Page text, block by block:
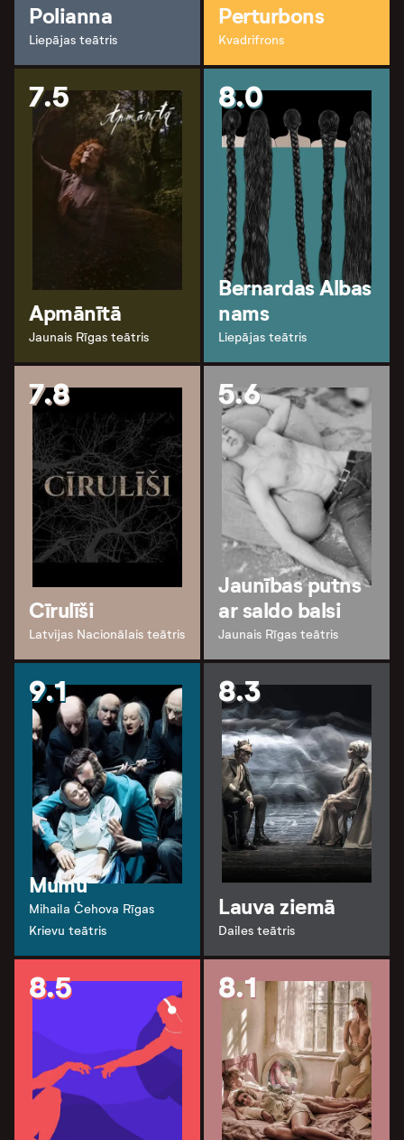
Polianna
Liepājas teātris
Perturbons
Kvadrifrons
7.5
Apmānītā
Jaunais Rīgas teātris
8.0
Bernardas Albas
nams
Liepājas teātris
7.8
Cīrulīši
Latvijas Nacionālais teātris
5.6
Jaunības putns
ar saldo balsi
Jaunais Rīgas teātris
9.1
Mumu
Mihaila Čehova Rīgas
Krievu teātris
8.3
Lauva ziemā
Dailes teātris
8.5 8.1